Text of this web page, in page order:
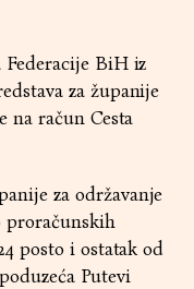
Federacije BiH iz
za županije
na račun Cesta
za održavanje
proračunskih
posto i ostatak od
Putevi